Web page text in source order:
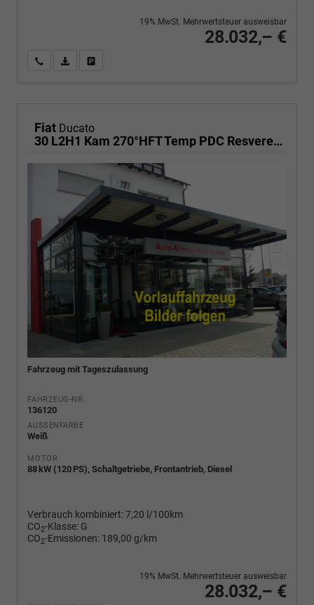
28.032,– €
19% MwSt. Mehrwertsteuer ausweisbar
Wir rufen Sie anPDF-Fahrzeugexposé drucken
Fiat Ducato
30 L2H1 Kam 270°HFT Temp PDC Resvererad
Fahrzeug mit Tageszulassung
FAHRZEUG-NR.
136120
AUSSENFARBE
Weiß
MOTOR
88 kW (120 PS), Schaltgetriebe, Frontantrieb, Diesel
Verbrauch kombiniert:7,20 l/100km
CO2-Klasse: G
CO2-Emissionen: 189,00 g/km
28.032,– €
19% MwSt. Mehrwertsteuer ausweisbar